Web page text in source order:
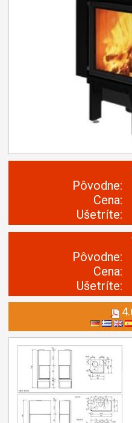
Pôvodne:
Cena:
Ušetríte:
Pôvodne:
Cena:
Ušetríte: